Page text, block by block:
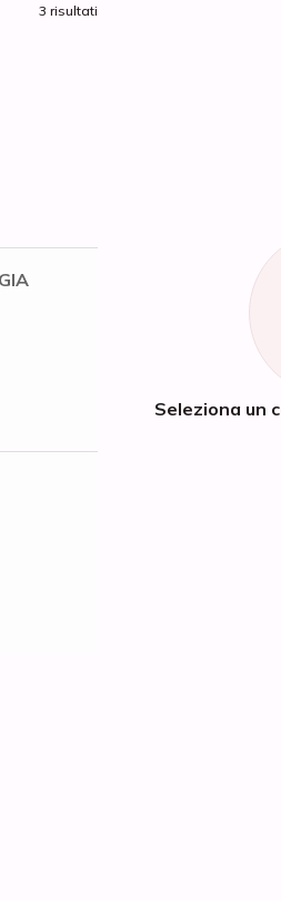
3 risultati
Seleziona un